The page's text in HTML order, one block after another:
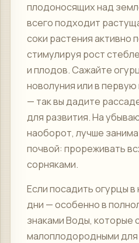
плодоносящих над
всего подходит
соки растения активно
стимулируя рост
и плодов. Сажайте
новолуния или в
— так вы дадите
для развития. На
наоборот, лучше
почвой: прореживать
сорняками.
Если посадить огурцы
дни — особенно в
знаками Воды, которые
малоплодородными